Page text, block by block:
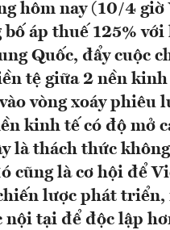
hôm nay (10/4
bố áp thuế 125% với
Quốc, đẩy cuộc
tệ giữa 2 nền
vòng xoáy phiêu
kinh tế có độ mở
là thách thức
cũng là cơ hội để
lược phát triển,
nội tại để độc lập